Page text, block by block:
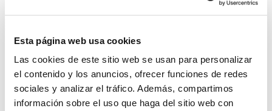
Esta página web usa cookies
Las cookies de este sitio web se usan para personalizar
el contenido y los anuncios, ofrecer funciones de redes
sociales y analizar el tráfico. Además, compartimos
información sobre el uso que haga del sitio web con
Mencía y Merenzao,
sobre bancales con muros de piedra de más de dos
O CONDIÑO
Es una parcela de 0,4 ha., amurallada a principios del
siglo XX, donde laAlbariñocrece entre 510 y 550 m de
altitud.